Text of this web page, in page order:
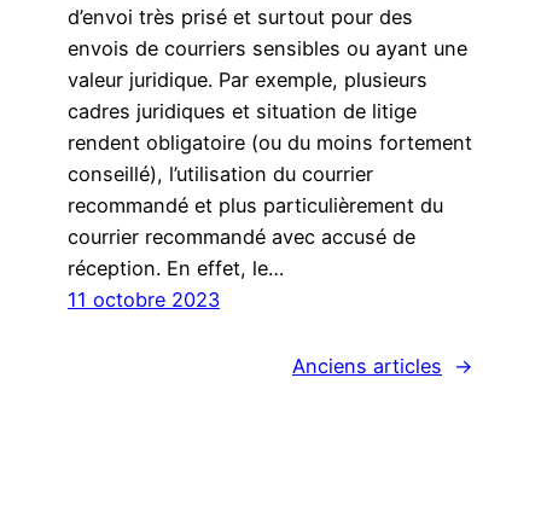
d’envoi très prisé et surtout pour des
envois de courriers sensibles ou ayant une
valeur juridique. Par exemple, plusieurs
cadres juridiques et situation de litige
rendent obligatoire (ou du moins fortement
conseillé), l’utilisation du courrier
recommandé et plus particulièrement du
courrier recommandé avec accusé de
réception. En effet, le…
11 octobre 2023
Anciens articles →